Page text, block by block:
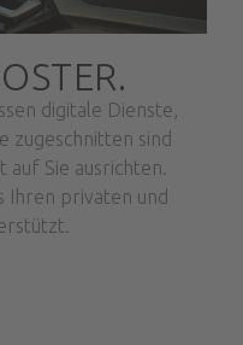
digitale Dienste,
zugeschnitten sind
Sie ausrichten.
Ihren privaten und